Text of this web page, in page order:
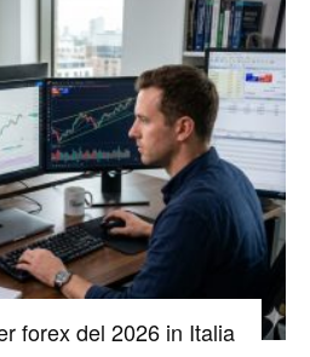
forex del 2026 in Italia